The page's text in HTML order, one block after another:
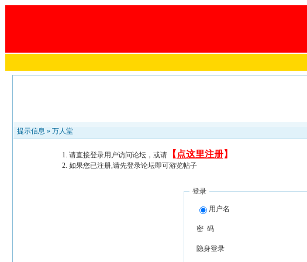
提示信息 » 万人堂
请直接登录用户访问论坛，或请【 点这里注册】
如果您已注册,请先登录论坛即可游览帖子
登录
用户名
密 码
隐身登录